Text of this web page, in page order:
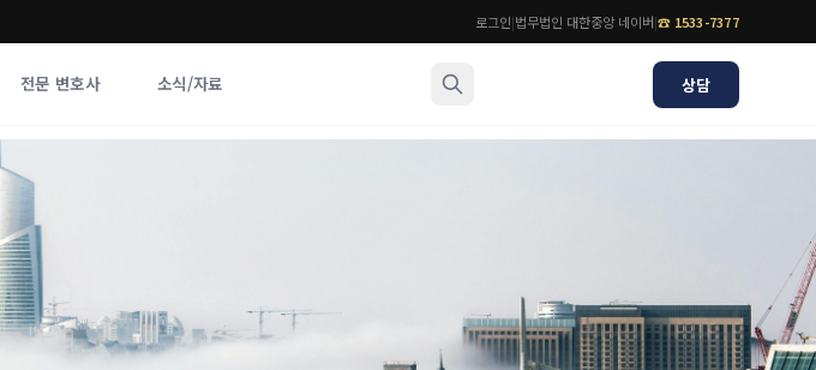
로그인|법무법인 대한중앙 네이버|☎ 1533-7377
전문 변호사 소식/자료 상담
법률 블로그
법률서식
뉴스레터/브로슈어